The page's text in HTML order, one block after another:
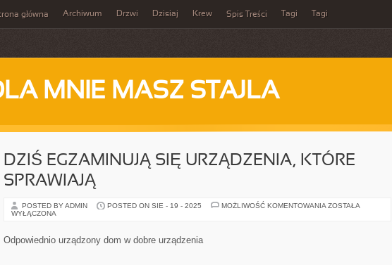
główna Archiwum Drzwi Dzisiaj Krew Spis Treści Tagi Tagi
MNIE MASZ STAJLA
DZIŚ EGZAMINUJĄ SIĘ URZĄDZENIA, KTÓRE
SPRAWIAJĄ
POSTED BY ADMIN POSTED ON SIE - 19 - 2025 MOŻLIWOŚĆ KOMENTOWANIA DZIŚ
ZOSTAŁA
WYŁĄCZONA
Odpowiednio urządzony dom w dobre urządzenia